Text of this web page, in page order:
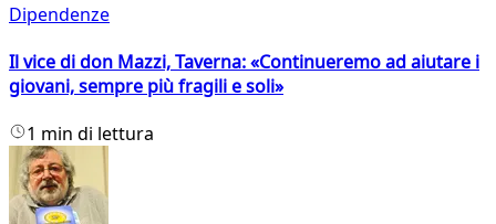
Dipendenze
Il vice di don Mazzi, Taverna: «Continueremo ad aiutare i
giovani, sempre più fragili e soli»
1 min di lettura